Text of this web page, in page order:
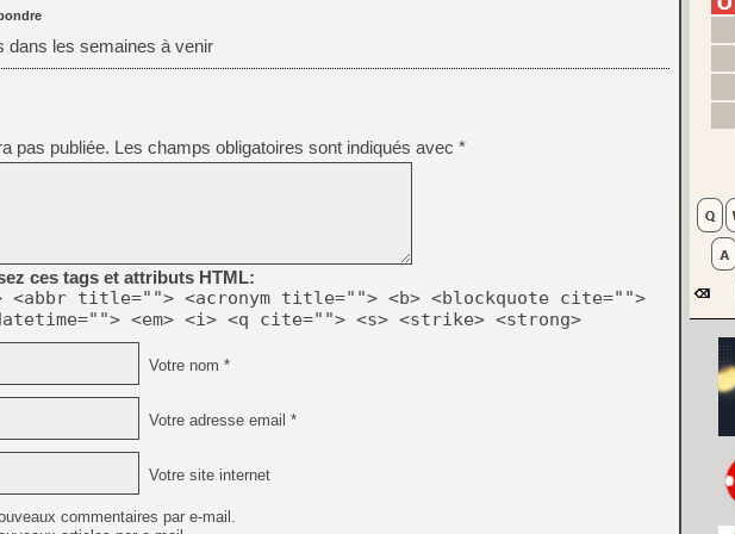
dans les semaines à venir
pas publiée. Les champs obligatoires sont indiqués avec *
ces tags et attributs HTML:
title=""> <acronym title=""> <b> <blockquote cite="">
<em> <i> <q cite=""> <s> <strike> <strong>
Votre nom *
Votre adresse email *
Votre site internet
commentaires par e-mail.